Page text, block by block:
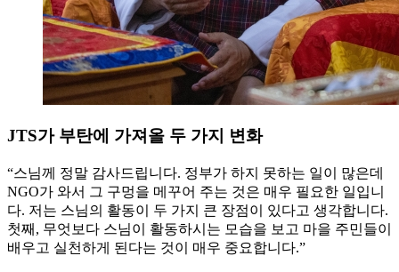
JTS가 부탄에 가져올 두 가지 변화
“스님께 정말 감사드립니다. 정부가 하지 못하는 일이 많은데
NGO가 와서 그 구멍을 메꾸어 주는 것은 매우 필요한 일입니
다. 저는 스님의 활동이 두 가지 큰 장점이 있다고 생각합니다.
첫째, 무엇보다 스님이 활동하시는 모습을 보고 마을 주민들이
배우고 실천하게 된다는 것이 매우 중요합니다.”